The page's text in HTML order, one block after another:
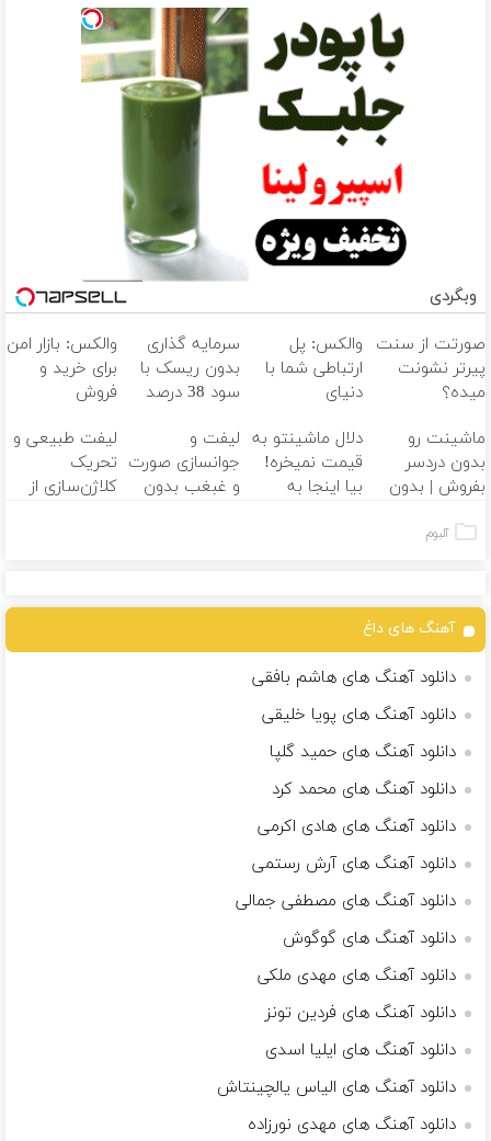
وبگردی
صورتت از سنت
پیرتر نشونت
میده؟
می‌گردونه
والکس: پل
ارتباطی شما با
دنیای
دیجیتال
سرمایه گذاری
بدون ریسک با
سود 38 درصد
والکس: بازار امن
برای خرید و
فروش
دیجیتال
ماشینت رو
بدون دردسر
بفروش | بدون
دلال ماشینتو به
قیمت نمیخره!
بیا اینجا به
لیفت و
جوانسازی صورت
و غبغب بدون
لیفت طبیعی و
تحریک
کلاژن‌سازی از
آلبوم
آهنگ های داغ
دانلود آهنگ های هاشم بافقی
دانلود آهنگ های پویا خلیقی
دانلود آهنگ های حمید گلپا
دانلود آهنگ های محمد کرد
دانلود آهنگ های هادی اکرمی
دانلود آهنگ های آرش رستمى
دانلود آهنگ های مصطفى جمالى
دانلود آهنگ های گوگوش
دانلود آهنگ های مهدی ملکی
دانلود آهنگ های فردین تونز
دانلود آهنگ های ایلیا اسدی
دانلود آهنگ های الیاس یالچینتاش
دانلود آهنگ های مهدی نورزاده